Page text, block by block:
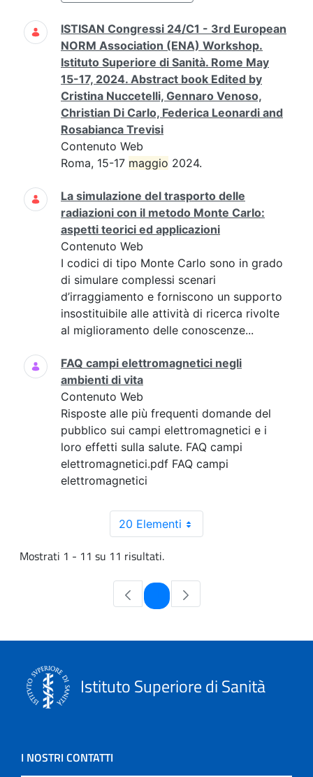
ISTISAN Congressi 24/C1 - 3rd European
NORM Association (ENA) Workshop.
Istituto Superiore di Sanità. Rome May
15-17, 2024. Abstract book Edited by
Cristina Nuccetelli, Gennaro Venoso,
Christian Di Carlo, Federica Leonardi and
Rosabianca Trevisi
Contenuto Web
Roma, 15-17 maggio 2024.
La simulazione del trasporto delle
radiazioni con il metodo Monte Carlo:
aspetti teorici ed applicazioni
Contenuto Web
I codici di tipo Monte Carlo sono in grado
di simulare complessi scenari
d’irraggiamento e forniscono un supporto
insostituibile alle attività di ricerca rivolte
al miglioramento delle conoscenze...
FAQ campi elettromagnetici negli
ambienti di vita
Contenuto Web
Risposte alle più frequenti domande del
pubblico sui campi elettromagnetici e i
loro effetti sulla salute. FAQ campi
elettromagnetici.pdf FAQ campi
elettromagnetici
20 Elementi
Mostrati 1 - 11 su 11 risultati.
Pagina
Istituto Superiore di Sanità
I NOSTRI CONTATTI